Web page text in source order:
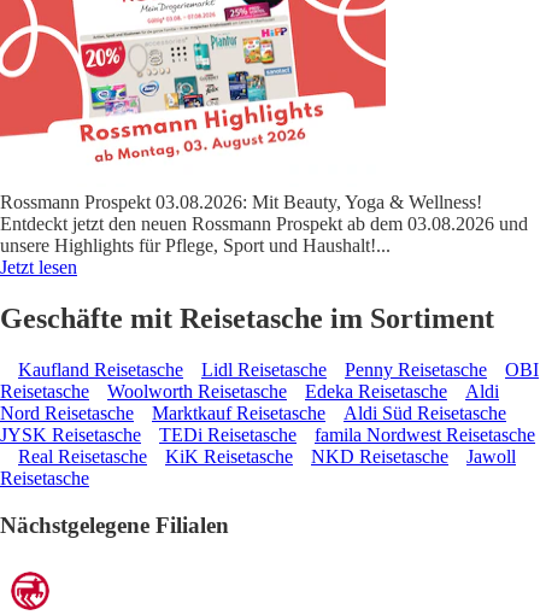
Rossmann Prospekt 03.08.2026: Mit Beauty, Yoga & Wellness!
Entdeckt jetzt den neuen Rossmann Prospekt ab dem 03.08.2026 und
unsere Highlights für Pflege, Sport und Haushalt!...
Jetzt lesen
Geschäfte mit Reisetasche im Sortiment
Kaufland Reisetasche Lidl Reisetasche Penny Reisetasche
OBI
Reisetasche
Woolworth Reisetasche Edeka Reisetasche
Aldi
Nord Reisetasche
Marktkauf Reisetasche
Aldi Süd Reisetasche
JYSK Reisetasche
TEDi Reisetasche
famila Nordwest Reisetasche
Real Reisetasche
KiK Reisetasche NKD Reisetasche
Jawoll
Reisetasche
Nächstgelegene Filialen